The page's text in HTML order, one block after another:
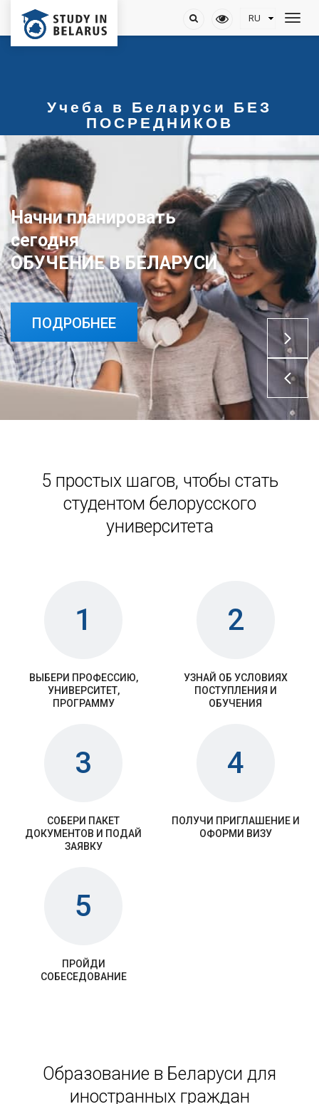
Учеба в Беларуси БЕЗ
ПОСРЕДНИКОВ
Начни планировать
сегодня
ОБУЧЕНИЕ В БЕЛАРУСИ
ПОДРОБНЕЕ
ОБУЧЕНИЕ В БЕЛАРУСИ
ПОДРОБНЕЕ
5 простых шагов, чтобы стать
студентом белорусского
университета
1
ВЫБЕРИ ПРОФЕССИЮ,
УНИВЕРСИТЕТ,
ПРОГРАММУ
2
УЗНАЙ ОБ УСЛОВИЯХ
ПОСТУПЛЕНИЯ И
ОБУЧЕНИЯ
3
СОБЕРИ ПАКЕТ
ДОКУМЕНТОВ И ПОДАЙ
ЗАЯВКУ
4
ПОЛУЧИ ПРИГЛАШЕНИЕ И
ОФОРМИ ВИЗУ
5
ПРОЙДИ
СОБЕСЕДОВАНИЕ
Образование в Беларуси для
иностранных граждан